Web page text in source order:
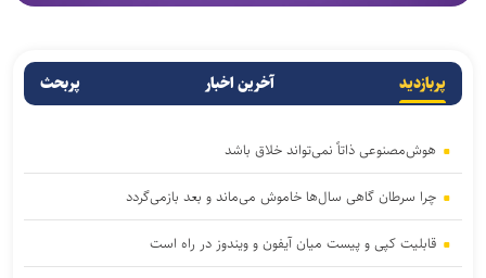
پربازدید آخرین اخبار پربحث
هوش‌مصنوعی ذاتاً نمی‌تواند خلاق باشد
چرا سرطان گاهی سال‌ها خاموش می‌ماند و بعد بازمی‌گردد
قابلیت کپی و پیست میان آیفون و ویندوز در راه است